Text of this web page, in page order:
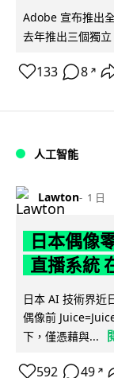
Adobe 宣布推出
去年推出三個獨
133 8 ↗
人工智能
Lawton 1 日
日本偶像
直播系統
日本 AI 技術界近
偶像前
下，僅憑藉與...
592 49 ↗